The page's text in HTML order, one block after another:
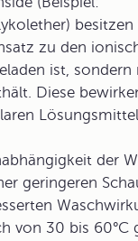
) besitzen
zu den
ist, sondern
Diese
Lösungsmittel
der
geringeren
von 30 bis 60°C